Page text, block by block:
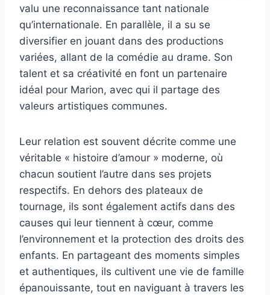
valu une reconnaissance tant nationale
qu’internationale. En parallèle, il a su se
diversifier en jouant dans des productions
variées, allant de la comédie au drame. Son
talent et sa créativité en font un partenaire
idéal pour Marion, avec qui il partage des
valeurs artistiques communes.
Leur relation est souvent décrite comme une
véritable « histoire d’amour » moderne, où
chacun soutient l’autre dans ses projets
respectifs. En dehors des plateaux de
tournage, ils sont également actifs dans des
causes qui leur tiennent à cœur, comme
l’environnement et la protection des droits des
enfants. En partageant des moments simples
et authentiques, ils cultivent une vie de famille
épanouissante, tout en naviguant à travers les